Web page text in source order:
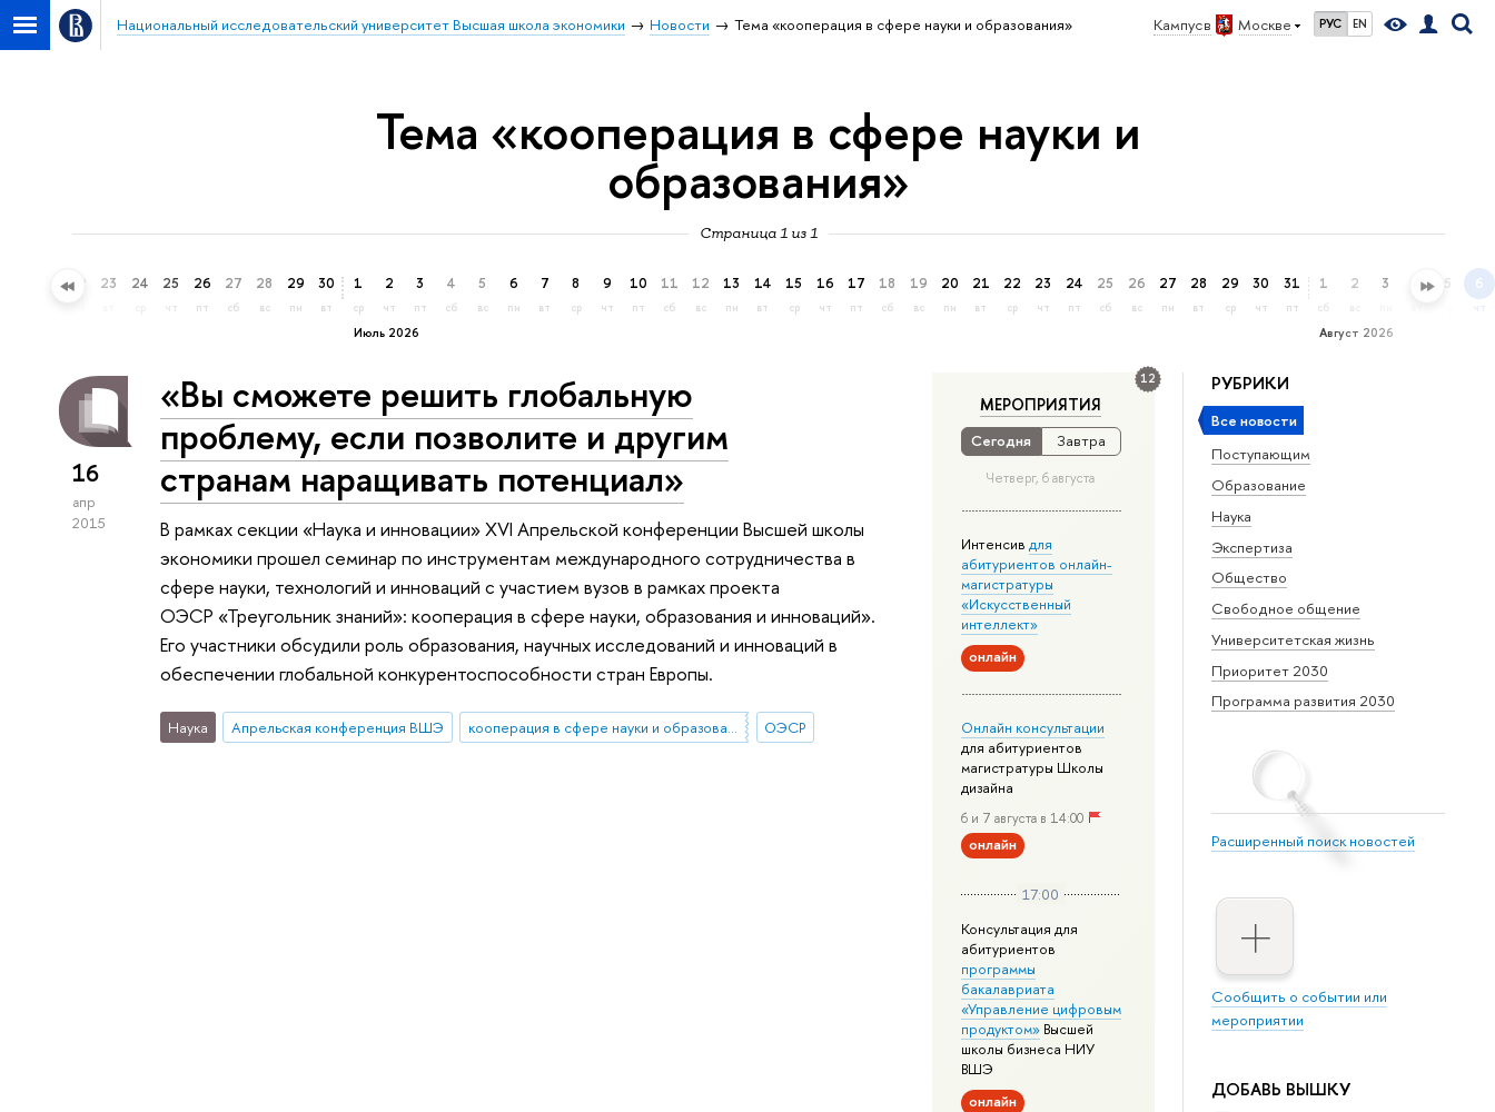
Кампус в Москве РУС EN
Национальный исследовательский университет Высшая школа экономики Новости Тема «кооперация в сфере науки и образования»
Тема «кооперация в сфере науки и
образования»
Страница 1 из 1
22 23 24 25
чт
26
пт
27
сб
28
вс
29
пн
30
вт
Июль 2026
1
ср
2
чт
3
пт
4
сб
5
вс
6
пн
7
вт
8
ср
9
чт
10
пт
11
сб
12
вс
13
пн
14
вт
15
ср
16
чт
17
пт
18
сб
19
вс
20
пн
21
вт
22
ср
23
чт
24
пт
25
сб
26
вс
27
пн
28
вт
29
ср
30
чт
31
пт
Август 2026
1
сб
2 3 4 5 6
чт
РУБРИКИ
Все новости
Поступающим
Образование
Наука
Экспертиза
Общество
Свободное общение
Университетская жизнь
Приоритет 2030
Программа развития 2030
Расширенный поиск новостей
Сообщить о событии или
мероприятии
ДОБАВЬ ВЫШКУ
12
МЕРОПРИЯТИЯ
Сегодня Завтра
Четверг, 6 августа
Интенсив для
абитуриентов онлайн-
магистратуры
«Искусственный
интеллект»
онлайн
Онлайн консультации
для абитуриентов
магистратуры Школы
дизайна
6 и 7 августа в 14:00
онлайн
17:00
Консультация для
абитуриентов
программы
бакалавриата
«Управление цифровым
продуктом»Высшей
школы бизнеса НИУ
ВШЭ
онлайн
16
апр
2015
«Вы сможете решить глобальную
проблему, если позволите и другим
странам наращивать потенциал»
В рамках секции «Наука и инновации» XVI Апрельской конференции Высшей школы
экономики прошел семинар по инструментам международного сотрудничества в
сфере науки, технологий и инноваций с участием вузов в рамках проекта
ОЭСР «Треугольник знаний»: кооперация в сфере науки, образования и инноваций».
Его участники обсудили роль образования, научных исследований и инноваций в
обеспечении глобальной конкурентоспособности стран Европы.
Наука Апрельская конференция ВШЭ кооперация в сфере науки и образования ОЭСР